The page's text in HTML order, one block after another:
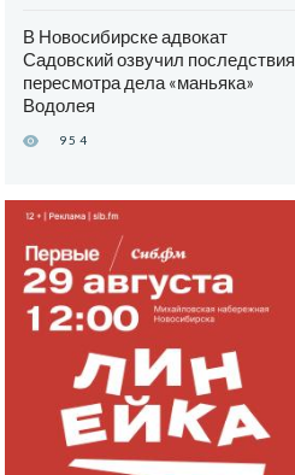
В Новосибирске адвокат
Садовский озвучил последствия
пересмотра дела «маньяка»
Водолея
954